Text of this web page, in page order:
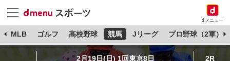
dメニュー
MLB ゴルフ 高校野球 競馬 Jリーグ プロ野球（2軍）
2月19日(日) 1回東京8日 2R